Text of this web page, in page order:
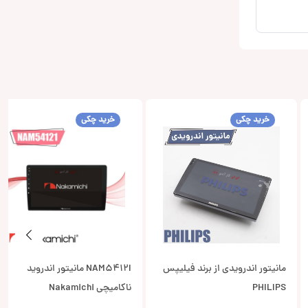
خرید چکی
مانیتور اندرویدی از برند فیلیپس
PHILIPS
خرید چکی
NAM5412I مانیتور اندروید
ناکامیچی Nakamichi